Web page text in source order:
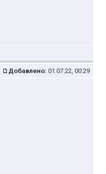
Добавлено: 01.07.22, 00:29